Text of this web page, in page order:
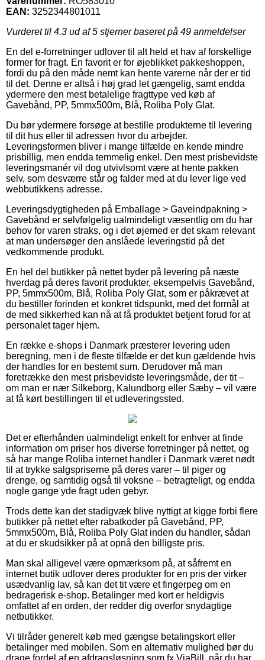
EAN: 3252344801011
Vurderet til 4.3 ud af 5 stjerner baseret på 49 anmeldelser
En del e-forretninger udlover til alt held et hav af forskellige
former for fragt. En favorit er for øjeblikket pakkeshoppen,
fordi du på den måde nemt kan hente varerne når der er tid
til det. Denne er altså i høj grad let gængelig, samt endda
ydermere den mest betalelige fragttype ved køb af
Gavebånd, PP, 5mmx500m, Blå, Roliba Poly Glat.
Du bør ydermere forsøge at bestille produkterne til levering
til dit hus eller til adressen hvor du arbejder.
Leveringsformen bliver i mange tilfælde en kende mindre
prisbillig, men endda temmelig enkel. Den mest prisbevidste
leveringsmanér vil dog utvivlsomt være at hente pakken
selv, som desværre står og falder med at du lever lige ved
webbutikkens adresse.
Leveringsdygtigheden på Emballage > Gaveindpakning >
Gavebånd er selvfølgelig ualmindeligt væsentlig om du har
behov for varen straks, og i det øjemed er det skam relevant
at man undersøger den anslåede leveringstid på det
vedkommende produkt.
En hel del butikker på nettet byder på levering på næste
hverdag på deres favorit produkter, eksempelvis Gavebånd,
PP, 5mmx500m, Blå, Roliba Poly Glat, som er påkrævet at
du bestiller forinden et konkret tidspunkt, med det formål at
de med sikkerhed kan nå at få produktet betjent forud for at
personalet tager hjem.
En række e-shops i Danmark præsterer levering uden
beregning, men i de fleste tilfælde er det kun gældende hvis
der handles for en bestemt sum. Derudover må man
foretrække den mest prisbevidste leveringsmåde, der tit –
om man er nær Silkeborg, Kalundborg eller Sæby – vil være
at få kørt bestillingen til et udleveringssted.
Det er efterhånden ualmindeligt enkelt for enhver at finde
information om priser hos diverse forretninger på nettet, og
så har mange Roliba internet handler i Danmark været nødt
til at trykke salgspriserne på deres varer – til piger og
drenge, og samtidig også til voksne – betragteligt, og endda
nogle gange yde fragt uden gebyr.
Trods dette kan det stadigvæk blive nyttigt at kigge forbi flere
butikker på nettet efter rabatkoder på Gavebånd, PP,
5mmx500m, Blå, Roliba Poly Glat inden du handler, sådan
at du er skudsikker på at opnå den billigste pris.
Man skal alligevel være opmærksom på, at såfremt en
internet butik udlover deres produkter for en pris der virker
usædvanlig lav, så kan det tit være et fingerpeg om en
bedragerisk e-shop. Betalinger med kort er heldigvis
omfattet af en orden, der redder dig overfor snydagtige
netbutikker.
Vi tilråder generelt køb med gængse betalingskort eller
betalinger med mobilen. Som en alternativ mulighed bør du
drage fordel af en afdragsløsning som fx ViaBill, når du har